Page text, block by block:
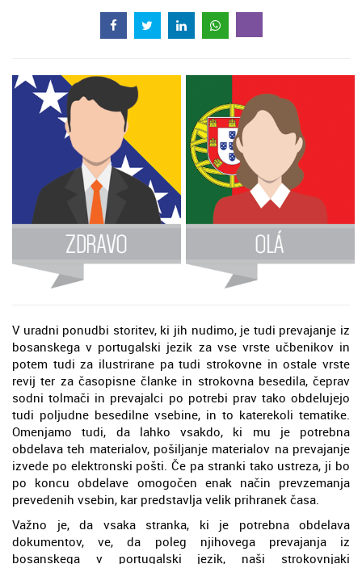
V uradni ponudbi storitev, ki jih nudimo, je tudi prevajanje iz
bosanskega v portugalski jezik za vse vrste učbenikov in
potem tudi za ilustrirane pa tudi strokovne in ostale vrste
revij ter za časopisne članke in strokovna besedila, čeprav
sodni tolmači in prevajalci po potrebi prav tako obdelujejo
tudi poljudne besedilne vsebine, in to katerekoli tematike.
Omenjamo tudi, da lahko vsakdo, ki mu je potrebna
obdelava teh materialov, pošiljanje materialov na prevajanje
izvede po elektronski pošti. Če pa stranki tako ustreza, ji bo
po koncu obdelave omogočen enak način prevzemanja
prevedenih vsebin, kar predstavlja velik prihranek časa.
Važno je, da vsaka stranka, ki je potrebna obdelava
dokumentov, ve, da poleg njihovega prevajanja iz
bosanskega v portugalski jezik, naši strokovnjaki